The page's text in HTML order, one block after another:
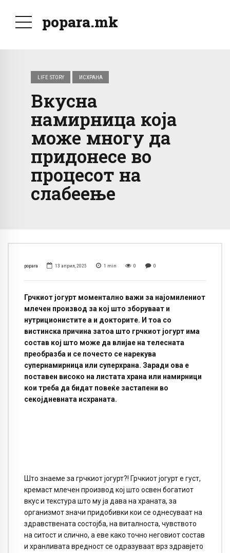
popara.mk
LIFE STORY ИСХРАНА
Вкусна
намирница која
може многу да
придонесе во
процесот на
слабеење
popara 13 април, 2025 1 min 0 0
Грчкиот јогурт моментално важи за најомилениот
млечен производ за кој што зборуваат и
нутриционистите а и докторите. И тоа со
вистинска причина затоа што грчкиот јогурт има
состав кој што може да влијае на телесната
преобразба и се почесто се нарекува
супернамирница или суперхрана. Заради ова е
поставен високо на листата храна или намирници
кои треба да бидат повеќе застапени во
секојдневната исхраната.
Што знаеме за грчкиот јогурт?! Грчкиот јогурт е густ,
кремаст млечен производ кој што освен богатиот
вкус и текстура што му ја дава на храната, за
организмот значи придобивки кои се однесуваат на
здравствената состојба, на виталноста, чувството
на ситост и слично, а еве како точно неговиот состав
и хранливата вредност се одразуваат врз здравјето